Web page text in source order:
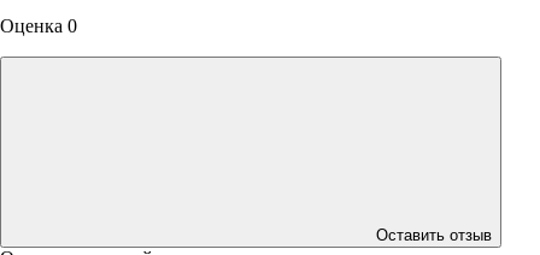
Оценка 0
Оставить отзыв